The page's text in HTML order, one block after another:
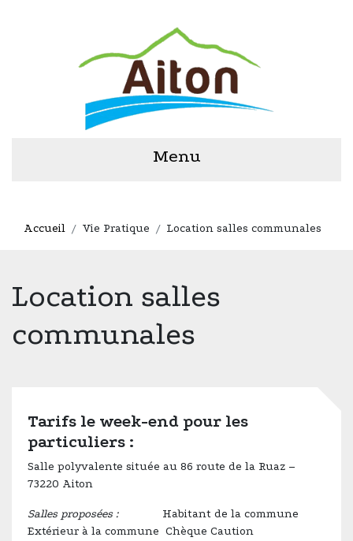
Menu
Accueil Vie Pratique Location salles communales
Location salles
communales
Tarifs le week-end pour les
particuliers :
Salle polyvalente située au 86 route de la Ruaz –
73220 Aiton
Salles proposées :Habitant de la commune
Extérieur à la commune Chèque Caution